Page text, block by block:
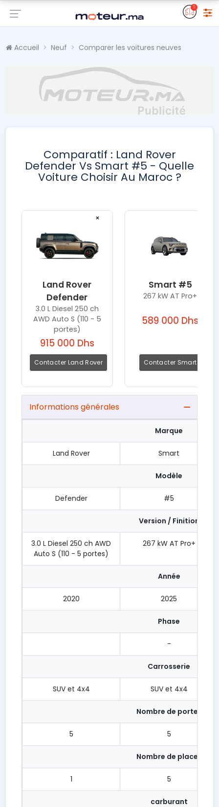
0
Accueil Neuf Comparer les voitures neuves
Comparatif : Land Rover
Defender Vs Smart #5 - Quelle
Voiture Choisir Au Maroc ?
×
Land Rover
Defender
3.0 L Diesel 250 ch
AWD Auto S (110 - 5
portes)
915 000 Dhs
Contacter Land Rover
Smart #5
267 kW AT Pro+
589 000 Dhs
Contacter Smart
Informations générales
Marque
Land Rover Smart
Modèle
Defender #5
Version / Finition
3.0 L Diesel 250 ch AWD
Auto S (110 - 5 portes)
267 kW AT Pro+
Année
2020 2025
Phase
-
Carrosserie
SUV et 4x4 SUV et 4x4
Nombre de portes
5 5
Nombre de places
1 5
carburant